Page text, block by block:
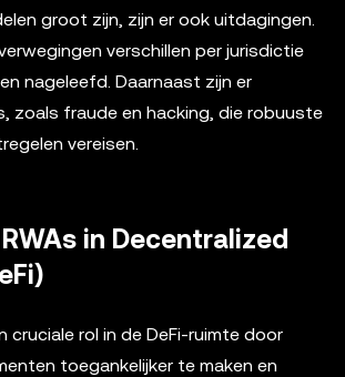
groot zijn, zijn er ook uitdagingen.
verschillen per jurisdictie
nageleefd. Daarnaast zijn er
zoals fraude en hacking, die robuuste
vereisen.
RWAs in Decentralized
cruciale rol in de DeFi-ruimte door
toegankelijker te maken en